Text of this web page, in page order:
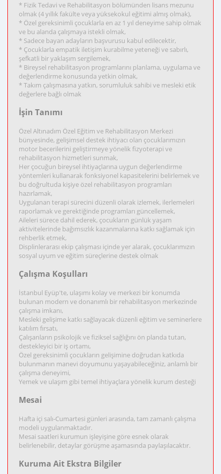
* Fizik Tedavi ve Rehabilitasyon bölümünden lisans mezunu
olmak (4 yıllık fakülte veya yüksekokul eğitimi almış olmak),
* Özel gereksinimli çocuklarla en az 1 yıl deneyime sahip olmak
ve bu alanda çalışmaya istekli olmak,
* Sadece bayan adayların başvurusu kabul edilecektir,
* Çocuklarla empatik iletişim kurabilme yeteneği ve sabırlı,
şefkatli bir yaklaşım sergilemek,
* Bireysel rehabilitasyon programlarını planlama, uygulama ve
değerlendirme konusunda yetkin olmak,
* Takım çalışmasına yatkın, sorumluluk sahibi ve mesleki etik
değerlere bağlı olmak
İşin Tanımı
Özel Altınadım Özel Eğitim ve Rehabilitasyon Merkezi
bünyesinde, gelişimsel destek ihtiyacı olan çocuklarımızın
motor becerilerini geliştirmeye yönelik fizyoterapi ve
rehabilitasyon hizmetleri sunmak,
Her çocuğun bireysel ihtiyaçlarına uygun değerlendirme
yöntemleri kullanarak fonksiyonel kapasitelerini belirlemek ve
bu doğrultuda kişiye özel rehabilitasyon programları
hazırlamak,
Uygulanan terapi sürecini düzenli olarak izlemek, ilerlemeleri
raporlamak ve gerektiğinde programları güncellemek,
Aileleri sürece dahil ederek, çocukların günlük yaşam
aktivitelerinde bağımsızlık kazanmalarına katkı sağlamak için
rehberlik etmek,
Displinlerarası ekip çalışması içinde yer alarak, çocuklarımızın
sosyal uyum ve eğitim süreçlerine destek olmak
Çalışma Koşulları
İstanbul Eyüp'te, ulaşımı kolay ve merkezi bir konumda
bulunan modern ve donanımlı bir rehabilitasyon merkezinde
çalışma imkanı,
Mesleki gelişime katkı sağlayacak düzenli eğitim ve seminerlere
katılım fırsatı,
Çalışanların psikolojik ve fiziksel sağlığını ön planda tutan,
destekleyici bir iş ortamı,
Özel gereksinimli çocukların gelişimine doğrudan katkıda
bulunmanın manevi doyumunu yaşayabileceğiniz, anlamlı bir
çalışma deneyimi,
Yemek ve ulaşım gibi temel ihtiyaçlara yönelik kurum desteği
Mesai
Hafta içi salı-Cumartesi günleri arasında, tam zamanlı çalışma
modeli uygulanmaktadır.
Mesai saatleri kurumun işleyişine göre esnek olarak
belirlenebilir, detaylar görüşme aşamasında paylaşılacaktır.
Kuruma Ait Ekstra Bilgiler